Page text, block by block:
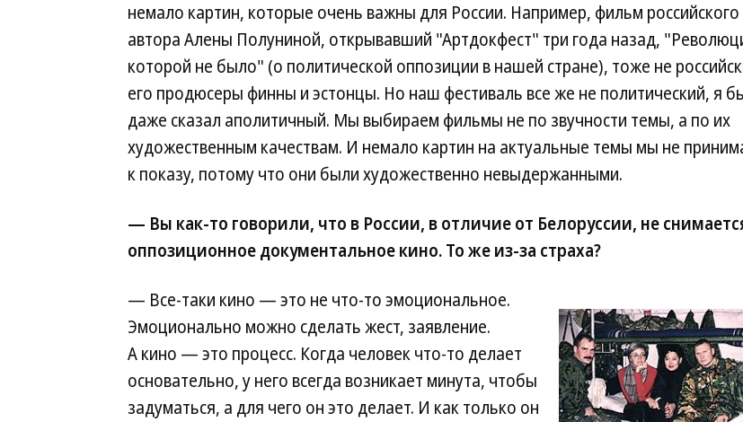
немало картин, которые очень важны для России. Например, фильм российского
автора Алены Полуниной, открывавший "Артдокфест" три года назад,
которой не было" (о политической оппозиции в нашей стране), тоже не
его продюсеры финны и эстонцы. Но наш фестиваль все же не политический, я
даже сказал аполитичный. Мы выбираем фильмы не по звучности темы, а по их
художественным качествам. И немало картин на актуальные темы мы не
к показу, потому что они были художественно невыдержанными.
— Вы как-то говорили, что в России, в отличие от Белоруссии, не
оппозиционное документальное кино. То же из-за страха?
— Все-таки кино — это не что-то эмоциональное.
Эмоционально можно сделать жест, заявление.
А кино — это процесс. Когда человек что-то делает
основательно, у него всегда возникает минута, чтобы
задуматься, а для чего он это делает. И как только он